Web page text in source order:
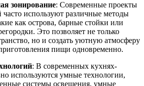
зонирование: Современные проекты
часто используют различные методы
как острова, барные стойки или
Это позволяет не только
но и создать уютную атмосферу
пищи одновременно.
: В современных кухнях-
используются умные технологии,
системы освещения, умные